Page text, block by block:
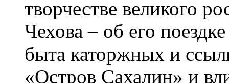
творчестве великого
Чехова – об его
быта каторжных и
«Остров Сахалин» и